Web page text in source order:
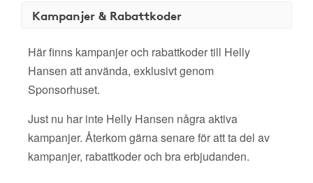
Kampanjer & Rabattkoder
Här finns kampanjer och rabattkoder till Helly
Hansen att använda, exklusivt genom
Sponsorhuset.
Just nu har inte Helly Hansen några aktiva
kampanjer. Återkom gärna senare för att ta del av
kampanjer, rabattkoder och bra erbjudanden.